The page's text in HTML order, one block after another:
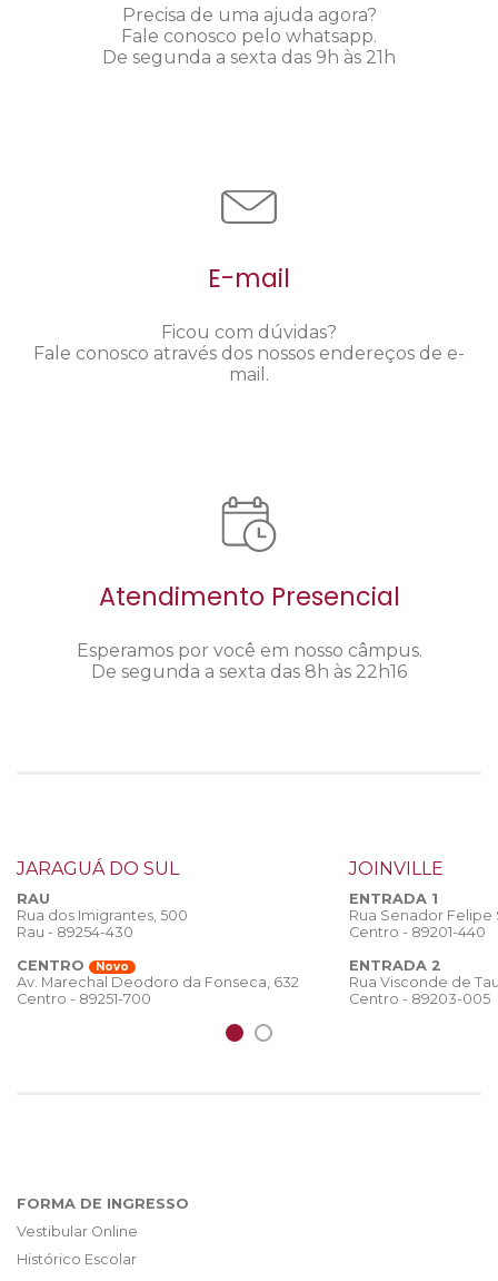
Precisa de uma ajuda agora?
Fale conosco pelo whatsapp.
De segunda a sexta das 9h às 21h
E-mail
Ficou com dúvidas?
Fale conosco através dos nossos endereços de e-
mail.
Atendimento Presencial
Esperamos por você em nosso câmpus.
De segunda a sexta das 8h às 22h16
JARAGUÁ DO SUL
RAU
Rua dos Imigrantes, 500
Rau - 89254-430
CENTRO
Novo
Av. Marechal Deodoro da Fonseca, 632
Centro - 89251-700
JOINVILLE
ENTRADA 1
Rua Senador
Centro - 89201-440
ENTRADA 2
Rua Visconde de
Centro - 89203-005
FORMA DE INGRESSO
Vestibular Online
Histórico Escolar